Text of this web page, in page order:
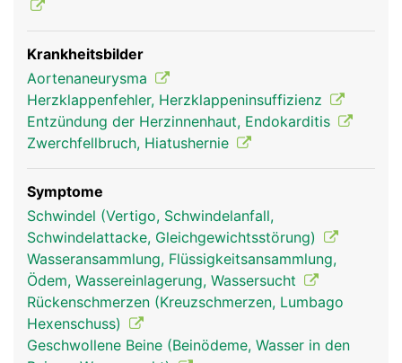
Versorgung des Gehirns und die beiden
Schlüsselbeinarterien, die die Arme versorgen. Im
Bauch entspringen aus der Aorta die grossen Äste
zur Versorgung der Bauchorgane und der Nieren.
In Höhe des Bauchnabels teilt sich die Aorta in die
beiden Beckenarterien auf zur Versorgung der
Beckenorgane und der Beine.
Krankheitsbilder
Aortenaneurysma
Herzklappenfehler, Herzklappeninsuffizienz
Entzündung der Herzinnenhaut, Endokarditis
Zwerchfellbruch, Hiatushernie
Symptome
Schwindel (Vertigo, Schwindelanfall,
Schwindelattacke, Gleichgewichtsstörung)
Wasseransammlung, Flüssigkeitsansammlung,
Ödem, Wassereinlagerung, Wassersucht
Rückenschmerzen (Kreuzschmerzen, Lumbago
Hexenschuss)
Geschwollene Beine (Beinödeme, Wasser in den